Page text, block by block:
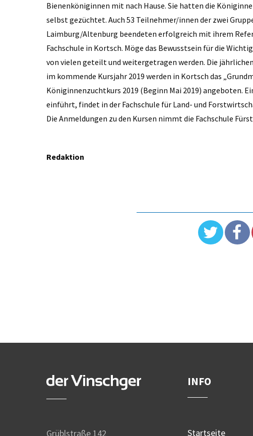
Bienenköniginnen mit nach Hause. Sie hatten die
selbst gezüchtet. Auch 53 Teilnehmer/innen der zwei
Laimburg/Altenburg beendeten erfolgreich mit ihrem
Fachschule in Kortsch. Möge das Bewusstsein für die
von vielen geteilt und weitergetragen werden. Die
im kommende Kursjahr 2019 werden in Kortsch das
Königinnenzuchtkurs 2019 (Beginn Mai 2019) angeboten.
einführt, findet in der Fachschule für Land- und
Die Anmeldungen zu den Kursen nimmt die Fachschule
Redaktion
Grüblstraße 142
INFO
Startseite